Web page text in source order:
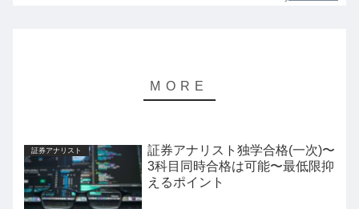
証券アナリスト
証券アナリスト独学合格(一次)〜
3科目同時合格は可能〜最低限抑
えるポイント